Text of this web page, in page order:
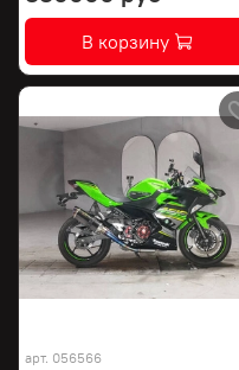
В корзину
арт. 056566